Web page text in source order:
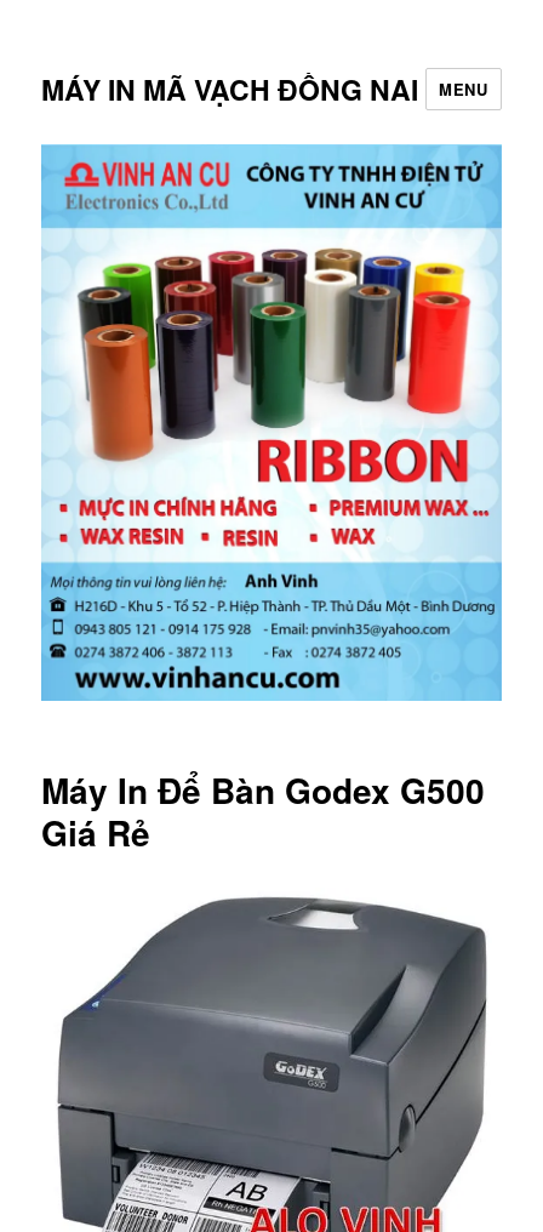
MÁY IN MÃ VẠCH ĐỒNG NAI MENU
Máy In Để Bàn Godex G500
Giá Rẻ